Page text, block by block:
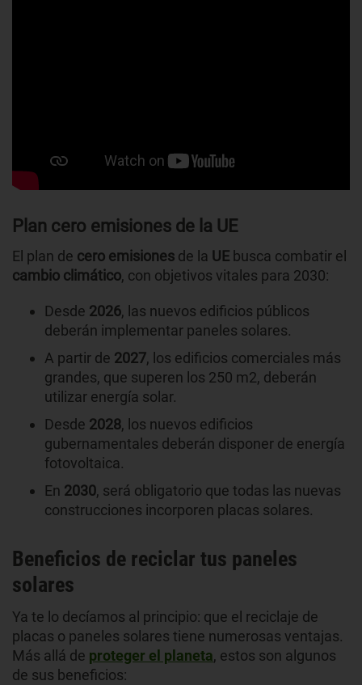
Plan cero emisiones de la UE
El plan de cero emisiones de la UE busca combatir el
cambio climático, con objetivos vitales para 2030:
Desde 2026, las nuevos edificios públicos
deberán implementar paneles solares.
A partir de 2027, los edificios comerciales más
grandes, que superen los 250 m2, deberán
utilizar energía solar.
Desde 2028, los nuevos edificios
gubernamentales deberán disponer de energía
fotovoltaica.
En 2030, será obligatorio que todas las nuevas
construcciones incorporen placas solares.
Beneficios de reciclar tus paneles
solares
Ya te lo decíamos al principio: que el reciclaje de
placas o paneles solares tiene numerosas ventajas.
Más allá de proteger el planeta, estos son algunos
de sus beneficios: